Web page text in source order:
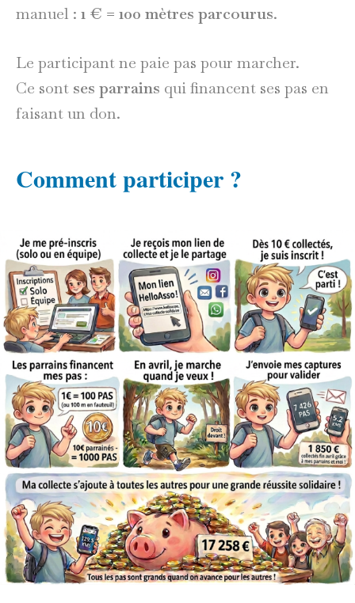
manuel : 1 € = 100 mètres parcourus.
Le participant ne paie pas pour marcher.
Ce sont ses parrains qui financent ses pas en
faisant un don.
Comment participer ?